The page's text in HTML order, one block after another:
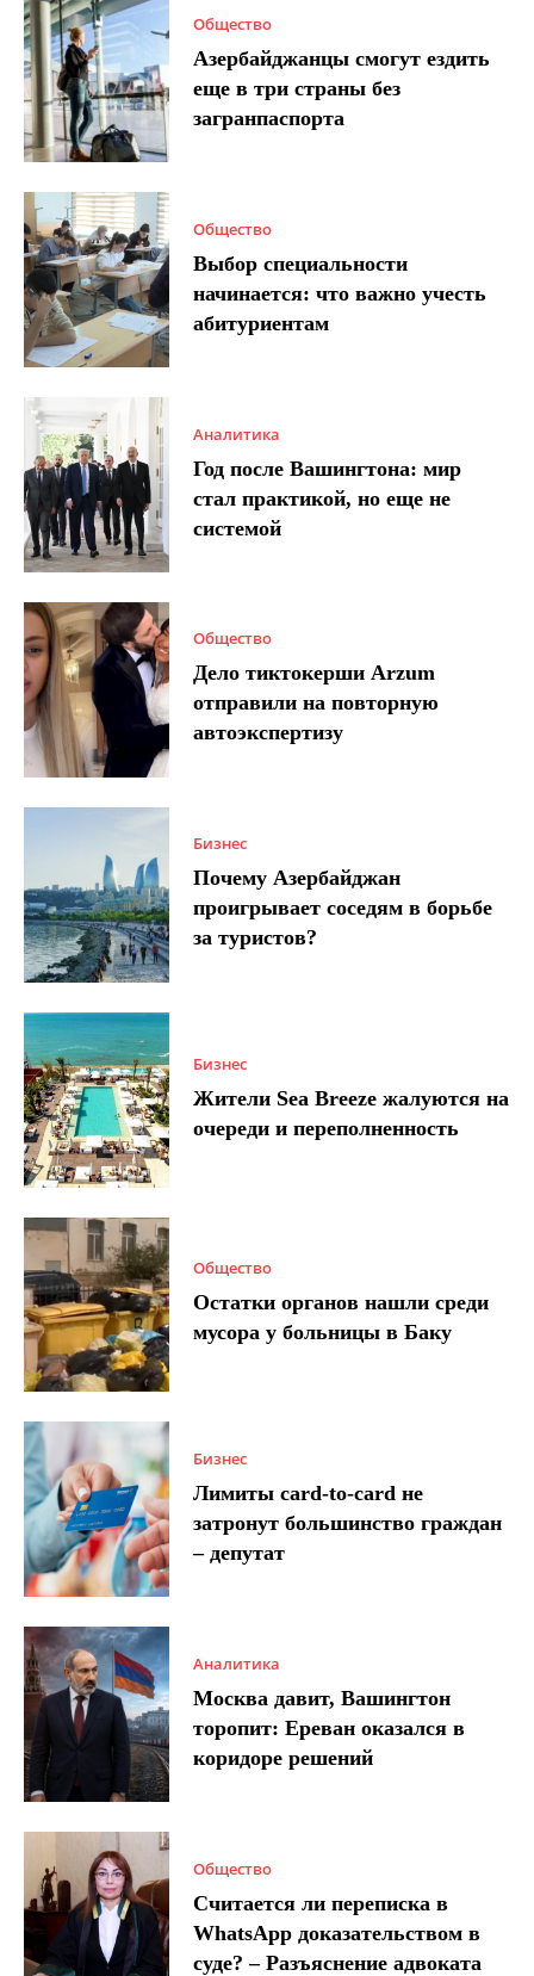
Общество
Азербайджанцы смогут ездить
еще в три страны без
загранпаспорта
Общество
Выбор специальности
начинается: что важно учесть
абитуриентам
Аналитика
Год после Вашингтона: мир
стал практикой, но еще не
системой
Общество
Дело тиктокерши Arzum
отправили на повторную
автоэкспертизу
Бизнес
Почему Азербайджан
проигрывает соседям в борьбе
за туристов?
Бизнес
Жители Sea Breeze жалуются на
очереди и переполненность
Общество
Остатки органов нашли среди
мусора у больницы в Баку
Бизнес
Лимиты card-to-card не
затронут большинство граждан
– депутат
Аналитика
Москва давит, Вашингтон
торопит: Ереван оказался в
коридоре решений
Общество
Считается ли переписка в
WhatsApp доказательством в
суде? – Разъяснение адвоката